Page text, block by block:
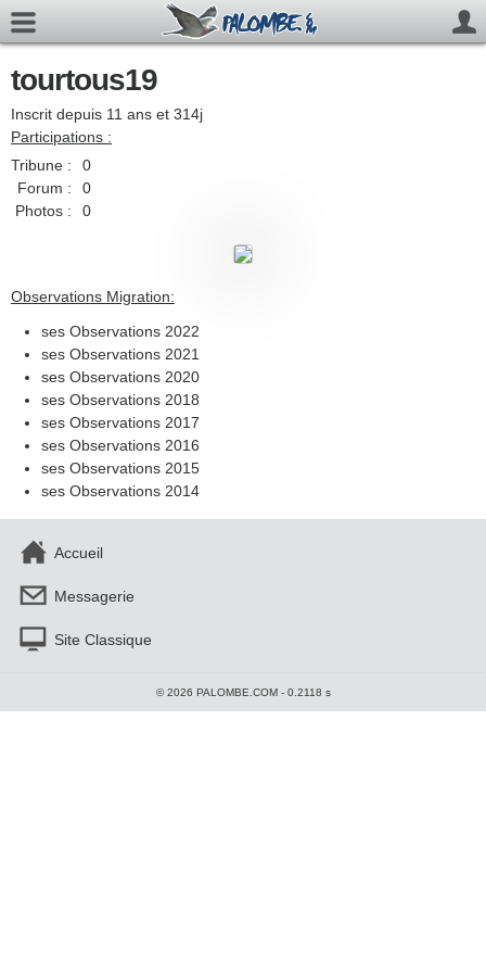
tourtous19
Inscrit depuis 11 ans et 314j
Participations :
Tribune :
0
Forum :
0
Photos :
0
Observations Migration:
ses Observations 2022
ses Observations 2021
ses Observations 2020
ses Observations 2018
ses Observations 2017
ses Observations 2016
ses Observations 2015
ses Observations 2014
Accueil
Messagerie
Site Classique
© 2026 PALOMBE.COM - 0.2118 s